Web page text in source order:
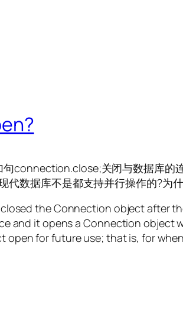
connection.close;关闭与数据库的
数据库不是都支持并行操作的?为
the Connection object after
and it opens a Connection object
for future use; that is, for